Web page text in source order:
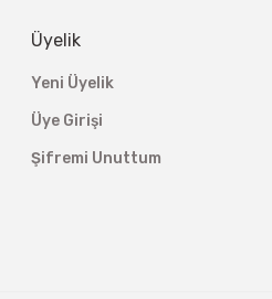
Üyelik
Yeni Üyelik
Üye Girişi
Şifremi Unuttum